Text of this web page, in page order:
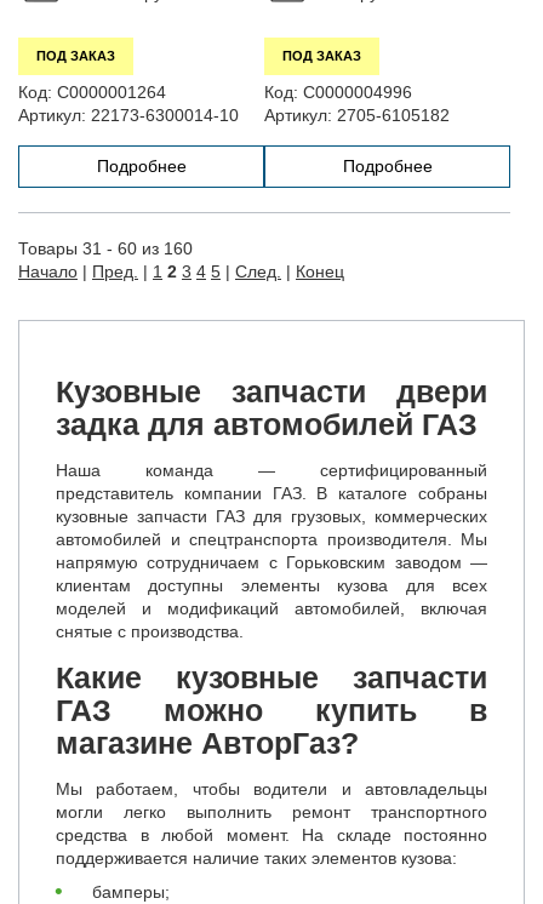
ПОД ЗАКАЗ
Код: С0000001264
Артикул: 22173-6300014-10
Подробнее
ПОД ЗАКАЗ
Код: С0000004996
Артикул: 2705-6105182
Подробнее
Товары 31 - 60 из 160
Начало | Пред. | 1 2 3 4 5 | След. | Конец
Кузовные запчасти двери
задка для автомобилей ГАЗ
Наша команда — сертифицированный
представитель компании ГАЗ. В каталоге собраны
кузовные запчасти ГАЗ для грузовых, коммерческих
автомобилей и спецтранспорта производителя. Мы
напрямую сотрудничаем с Горьковским заводом —
клиентам доступны элементы кузова для всех
моделей и модификаций автомобилей, включая
снятые с производства.
Какие кузовные запчасти
ГАЗ можно купить в
магазине АвторГаз?
Мы работаем, чтобы водители и автовладельцы
могли легко выполнить ремонт транспортного
средства в любой момент. На складе постоянно
поддерживается наличие таких элементов кузова:
бамперы;